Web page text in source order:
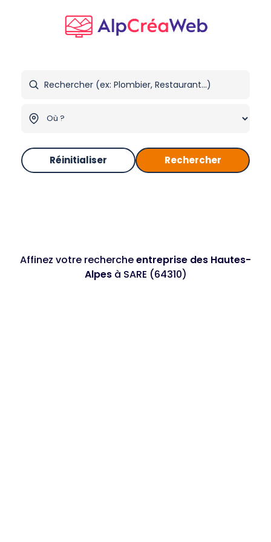
Réinitialiser Rechercher
Affinez votre rechercheentreprise des Hautes-
Alpesà SARE (64310)